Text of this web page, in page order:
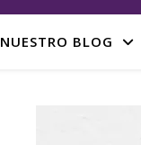
NUESTRO BLOG